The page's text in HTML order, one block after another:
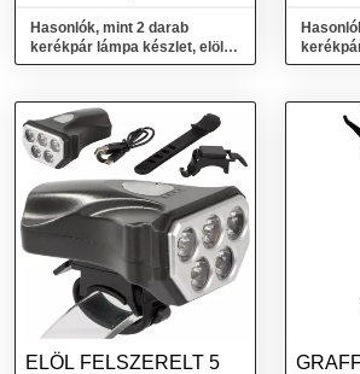
Hasonlók, mint 2 darab
kerékpár lámpa készlet, elöl
és hátul, szilikon, 4x3,3x6,...
hátsó
ELÖL FELSZERELT 5